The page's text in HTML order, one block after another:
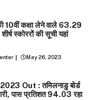
10वीं कक्षा लेने वाले 63.29
स्कोररों की सूची यहां
| May 26, 2023
Out : तमिलनाडु बोर्ड
पास प्रतिशत 94.03 रहा